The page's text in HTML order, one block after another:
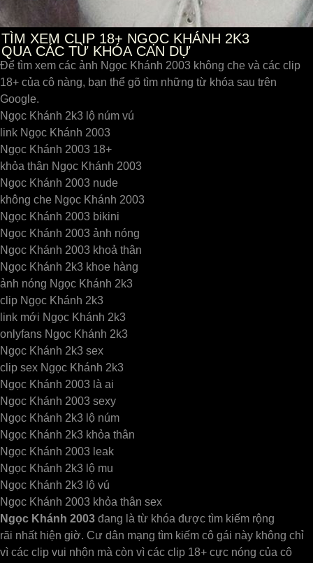
TÌM XEM CLIP 18+ NGỌC KHÁNH 2K3
QUA CÁC TỪ KHÓA CAN DỰ
Để tìm xem các ảnh Ngọc Khánh 2003 không che và các clip
18+ của cô nàng, bạn thể gõ tìm những từ khóa sau trên
Google.
Ngọc Khánh 2k3 lộ núm vú
link Ngọc Khánh 2003
Ngọc Khánh 2003 18+
khỏa thân Ngọc Khánh 2003
Ngọc Khánh 2003 nude
không che Ngọc Khánh 2003
Ngọc Khánh 2003 bikini
Ngọc Khánh 2003 ảnh nóng
Ngọc Khánh 2003 khoả thân
Ngọc Khánh 2k3 khoe hàng
ảnh nóng Ngọc Khánh 2k3
clip Ngọc Khánh 2k3
link mới Ngọc Khánh 2k3
onlyfans Ngọc Khánh 2k3
Ngọc Khánh 2k3 sex
clip sex Ngọc Khánh 2k3
Ngọc Khánh 2003 là ai
Ngọc Khánh 2003 sexy
Ngọc Khánh 2k3 lộ núm
Ngọc Khánh 2k3 khỏa thân
Ngọc Khánh 2003 leak
Ngọc Khánh 2k3 lộ mu
Ngọc Khánh 2k3 lộ vú
Ngọc Khánh 2003 khỏa thân sex
Ngọc Khánh 2003 đang là từ khóa được tìm kiếm rộng
rãi nhất hiện giờ. Cư dân mạng tìm kiếm cô gái này không chỉ
vì các clip vui nhộn mà còn vì các clip 18+ cực nóng của cô